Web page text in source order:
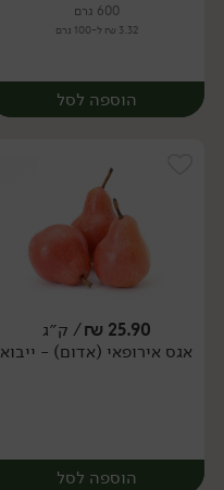
600 גרם
3.32 ₪ ל-100 גרם
הוספה לסל
מארז
25.90
₪/ ק״ג
אגס אירופאי (אדום) - ייבוא
הוספה לסל